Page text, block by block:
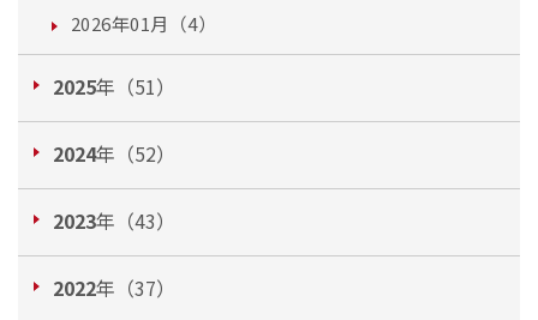
2026年01月（4）
2025年（51）
2024年（52）
2023年（43）
2022年（37）